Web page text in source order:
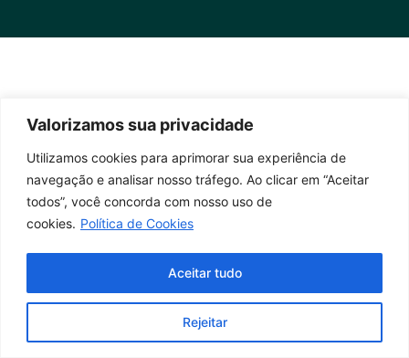
Valorizamos sua privacidade
Utilizamos cookies para aprimorar sua experiência de
navegação e analisar nosso tráfego. Ao clicar em “Aceitar
todos”, você concorda com nosso uso de
cookies. Política de Cookies
Rejeitar
Aceitar tudo